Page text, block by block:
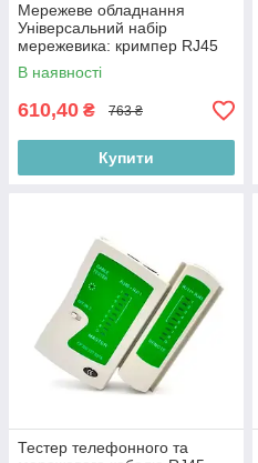
Мережеве обладнання
Універсальний набір
мережевика: кримпер RJ45
тестер кабелю стрипер та
100 конекторів RJ45 Польща
В наявності
610,40 ₴ 763 ₴
Купити
Тестер телефонного та